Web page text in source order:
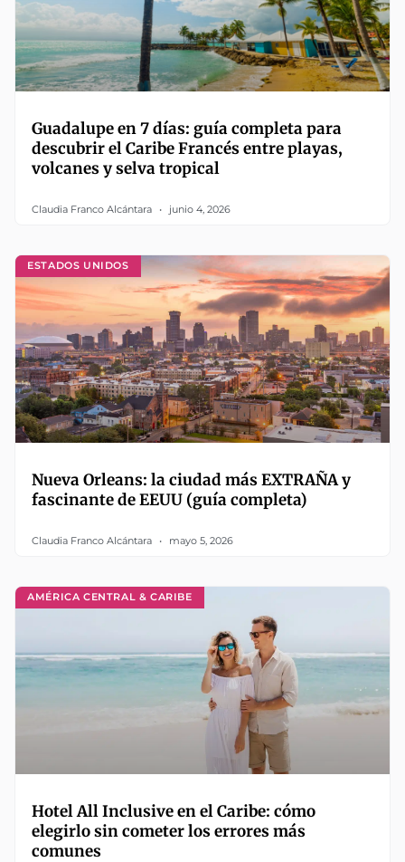
Guadalupe en 7 días: guía completa para
descubrir el Caribe Francés entre playas,
volcanes y selva tropical
Claudia Franco Alcántara junio 4, 2026
ESTADOS UNIDOS
Nueva Orleans: la ciudad más EXTRAÑA y
fascinante de EEUU (guía completa)
Claudia Franco Alcántara mayo 5, 2026
AMÉRICA CENTRAL & CARIBE
Hotel All Inclusive en el Caribe: cómo
elegirlo sin cometer los errores más
comunes